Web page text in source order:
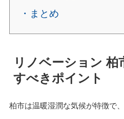
・まとめ
リノベーション 柏
すべきポイント
柏市は温暖湿潤な気候が特徴で